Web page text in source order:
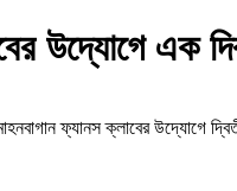
উদ্যোগে এক
মোহনবাগান ফ্যানস ক্লাবের